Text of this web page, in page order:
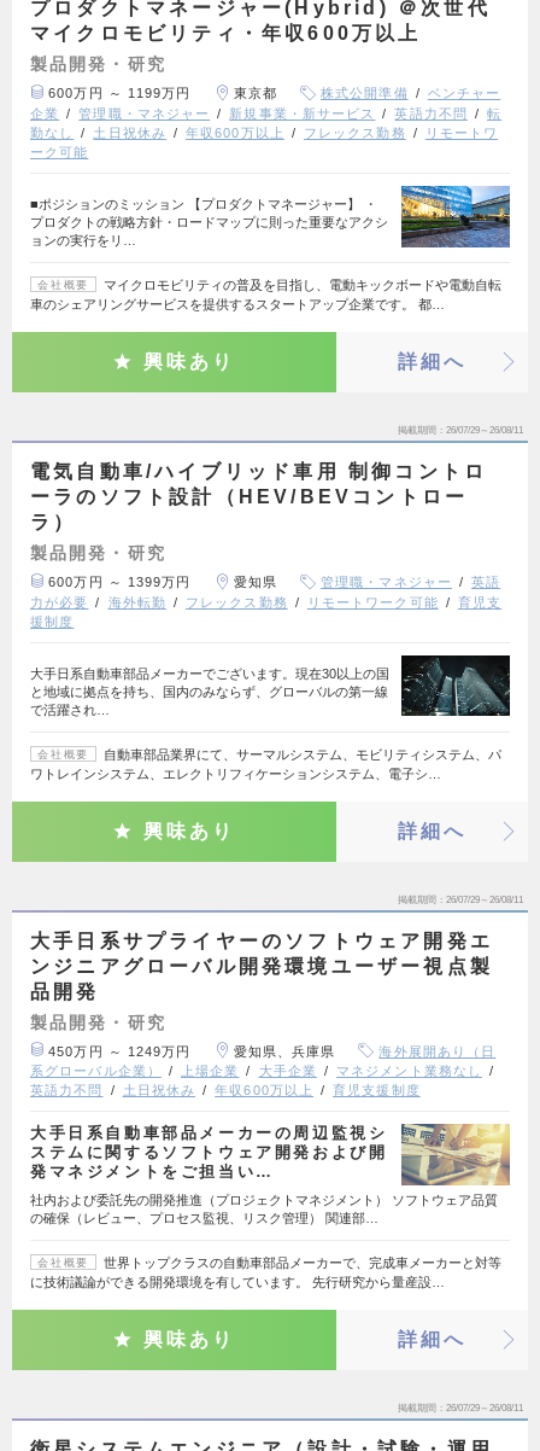
プロダクトマネージャー(Hybrid) ＠次世代
マイクロモビリティ・年収600万以上
製品開発・研究
600万円 ～ 1199万円 東京都 株式公開準備
ベンチャー
企業
管理職・マネジャー 新規事業・新サービス 英語力不問
転
勤なし
土日祝休み 年収600万以上 フレックス勤務
リモートワ
ーク可能
■ポジションのミッション 【プロダクトマネージャー】 ・
プロダクトの戦略方針・ロードマップに則った重要なアクシ
ョンの実行をリ…
会社概要
マイクロモビリティの普及を目指し、電動キックボードや電動自転
車のシェアリングサービスを提供するスタートアップ企業です。 都…
興味あり 詳細へ
掲載期間 26/07/29～26/08/11
電気自動車/ハイブリッド車用 制御コントロ
ーラのソフト設計（HEV/BEVコントロー
ラ）
製品開発・研究
600万円 ～ 1399万円 愛知県 管理職・マネジャー
英語
力が必要
海外転勤 フレックス勤務 リモートワーク可能
育児支
援制度
大手日系自動車部品メーカーでございます。現在30以上の国
と地域に拠点を持ち、国内のみならず、グローバルの第一線
で活躍され…
会社概要
自動車部品業界にて、サーマルシステム、モビリティシステム、パ
ワトレインシステム、エレクトリフィケーションシステム、電子シ…
興味あり 詳細へ
掲載期間 26/07/29～26/08/11
大手日系サプライヤーのソフトウェア開発エ
ンジニアグローバル開発環境ユーザー視点製
品開発
製品開発・研究
450万円 ～ 1249万円 愛知県、兵庫県
海外展開あり（日
系グローバル企業）
上場企業 大手企業
マネジメント業務なし
英語力不問
土日祝休み 年収600万以上 育児支援制度
大手日系自動車部品メーカーの周辺監視シ
ステムに関するソフトウェア開発および開
発マネジメントをご担当い…
社内および委託先の開発推進（プロジェクトマネジメント） ソフトウェア品質
の確保（レビュー、プロセス監視、リスク管理） 関連部…
会社概要
世界トップクラスの自動車部品メーカーで、完成車メーカーと対等
に技術議論ができる開発環境を有しています。 先行研究から量産設…
興味あり 詳細へ
掲載期間 26/07/29～26/08/11